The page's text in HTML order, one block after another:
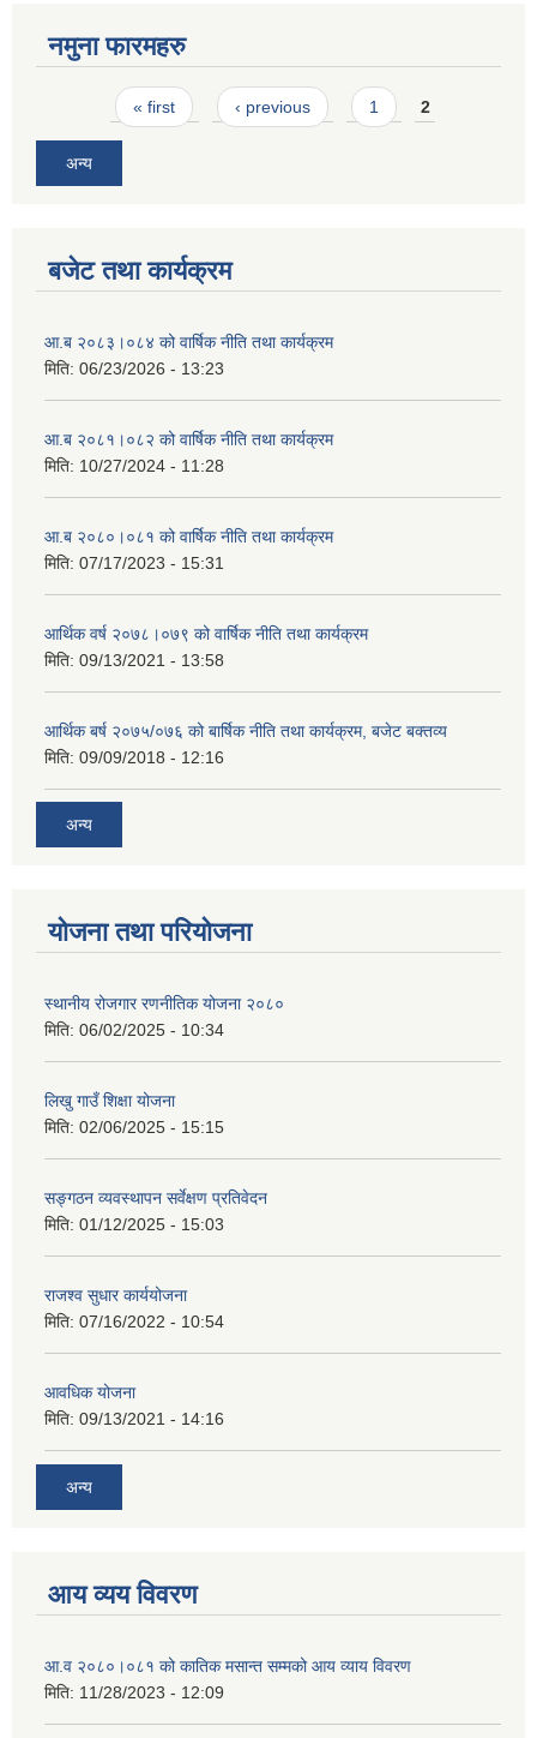
नमुना फारमहरु
Pages« first ‹ previous 1 2
अन्य
बजेट तथा कार्यक्रम
आ.ब २०८३।०८४ को वार्षिक नीति तथा कार्यक्रम
मिति: 06/23/2026 - 13:23
आ.ब २०८१।०८२ को वार्षिक नीति तथा कार्यक्रम
मिति: 10/27/2024 - 11:28
आ.ब २०८०।०८१ को वार्षिक नीति तथा कार्यक्रम
मिति: 07/17/2023 - 15:31
आर्थिक वर्ष २०७८।०७९ को वार्षिक नीति तथा कार्यक्रम
मिति: 09/13/2021 - 13:58
आर्थिक बर्ष २०७५/०७६ को बार्षिक नीति तथा कार्यक्रम, बजेट बक्तव्य
मिति: 09/09/2018 - 12:16
अन्य
योजना तथा परियोजना
स्थानीय रोजगार रणनीतिक योजना २०८०
मिति: 06/02/2025 - 10:34
लिखु गाउँ शिक्षा योजना
मिति: 02/06/2025 - 15:15
सङ्गठन व्यवस्थापन सर्वेक्षण प्रतिवेदन
मिति: 01/12/2025 - 15:03
राजश्व सुधार कार्ययोजना
मिति: 07/16/2022 - 10:54
आवधिक योजना
मिति: 09/13/2021 - 14:16
अन्य
आय व्यय विवरण
आ.व २०८०।०८१ को कातिक मसान्त सम्मको आय व्याय विवरण
मिति: 11/28/2023 - 12:09